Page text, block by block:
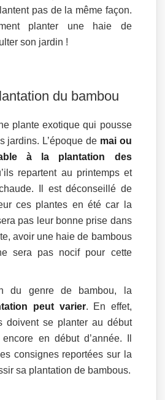
pas de la même façon.
planter une haie de
son jardin !
du bambou
plante exotique qui pousse
jardins. L’époque de mai ou
à la plantation des
repartent au printemps et
Il est déconseillé de
ces plantes en été car la
pas leur bonne prise dans
avoir une haie de bambous
sera pas nocif pour cette
du genre de bambou, la
peut varier. En effet,
doivent se planter au début
en début d’année. Il
consignes reportées sur la
sa plantation de bambous.